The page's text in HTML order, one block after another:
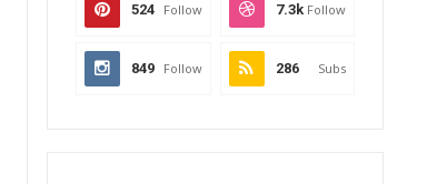
524 Follow 7.3k Follow
849 Follow 286 Subs